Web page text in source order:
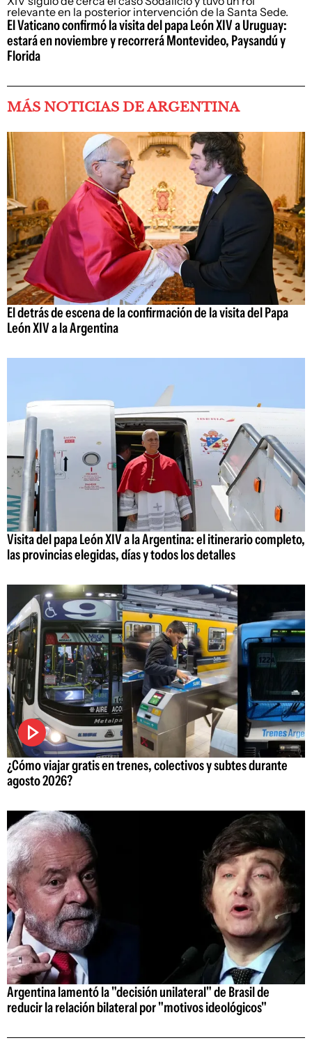
El Vaticano confirmó la visita del papa León XIV a Uruguay:
estará en noviembre y recorrerá Montevideo, Paysandú y
Florida
MÁS NOTICIAS DE ARGENTINA
El detrás de escena de la confirmación de la visita del Papa
León XIV a la Argentina
Visita del papa León XIV a la Argentina: el itinerario completo,
las provincias elegidas, días y todos los detalles
¿Cómo viajar gratis en trenes, colectivos y subtes durante
agosto 2026?
Argentina lamentó la "decisión unilateral" de Brasil de
reducir la relación bilateral por "motivos ideológicos"